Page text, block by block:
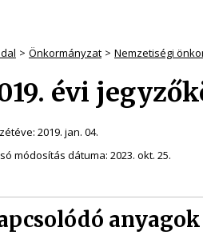
Önkormányzat Nemzetiségi
évi
2019. jan. 04.
módosítás dátuma: 2023. okt. 25.
anyagok